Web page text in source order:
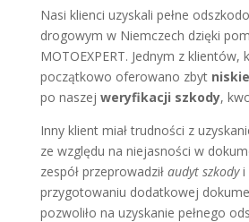
Nasi klienci uzyskali pełne
drogowym w Niemczech dzięki
MOTOEXPERT. Jednym z klientów,
początkowo oferowano zbyt
po naszej weryfikacji szkody,
Inny klient miał trudności z
ze względu na niejasności w
zespół przeprowadził audyt szkodyi
przygotowaniu dodatkowej
pozwoliło na uzyskanie pełnego